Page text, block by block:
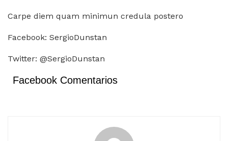
Carpe diem quam minimun credula postero
Facebook: SergioDunstan
Twitter: @SergioDunstan
Facebook Comentarios